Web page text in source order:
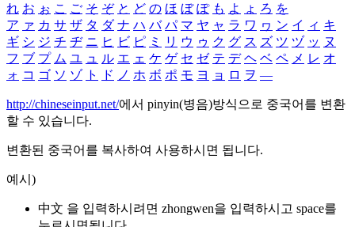
れ お ぉ こ ご そ ぞ と ど の ほ ぼ ぽ も よ ょ ろ を
ア ァ カ サ ザ タ ダ ナ ハ バ パ マ ヤ ャ ラ ワ ヮ ン イ ィ キ
ギ シ ジ チ ヂ ニ ヒ ビ ピ ミ リ ウ ゥ ク グ ス ズ ツ ヅ ッ ヌ
フ ブ プ ム ユ ュ ル エ ェ ケ ゲ セ ゼ テ デ ヘ ベ ペ メ レ オ
ォ コ ゴ ソ ゾ ト ド ノ ホ ボ ポ モ ヨ ョ ロ ヲ ―
http://chineseinput.net/에서 pinyin(병음)방식으로 중국어를 변환
할 수 있습니다.
변환된 중국어를 복사하여 사용하시면 됩니다.
예시)
中文 을 입력하시려면 zhongwen을 입력하시고 space를